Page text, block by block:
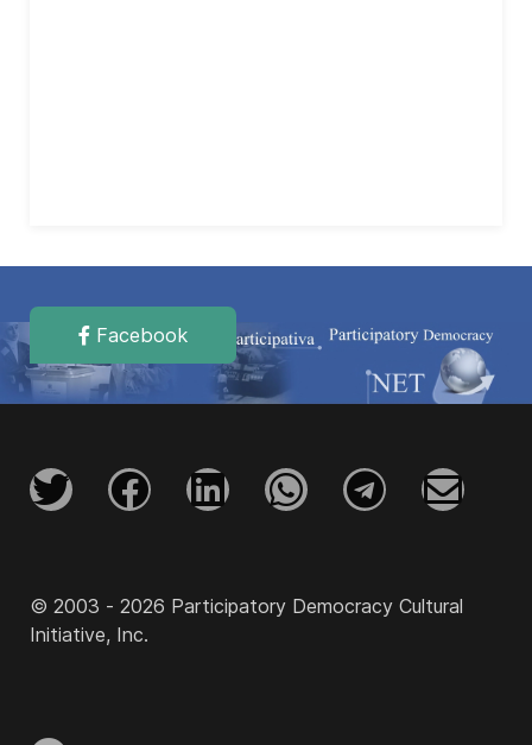
Facebook
© 2003 - 2026 Participatory Democracy Cultural
Initiative, Inc.